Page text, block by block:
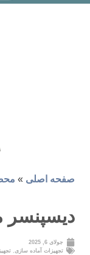
صفحه اصلی »
دیسپنسر
جولای 6, 2025
تجهیزات آماده سازی